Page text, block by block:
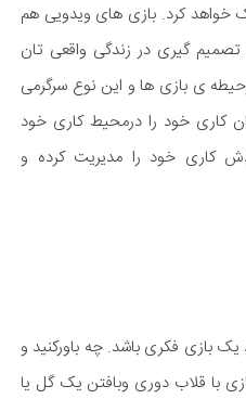
کرد. بازی های ویدویی هم
گیری در زندگی واقعی تان
ی بازی ها و این نوع سرگرمی
کاری خود را درمحیط کاری خود
کاری خود را مدیریت کرده و
بازی فکری باشد. چه باورکنید و
با قلاب دوری وبافتن یک گل یا